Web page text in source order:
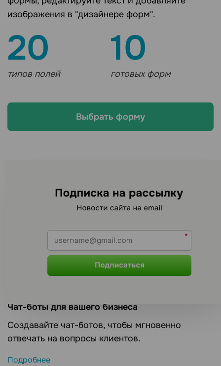
изображения в "дизайнере форм".
20
типов полей
10
готовых форм
Выбрать форму
Чат-боты для вашего бизнеса
Создавайте чат-ботов, чтобы мгновенно
отвечать на вопросы клиентов.
Подробнее